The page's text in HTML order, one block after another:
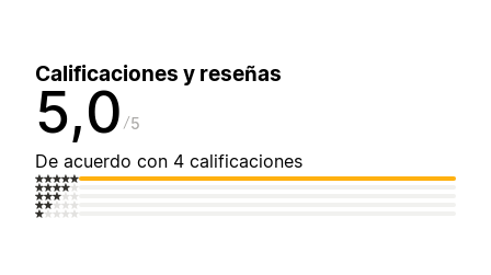
Calificaciones y reseñas
5,0 5
De acuerdo con 4 calificaciones